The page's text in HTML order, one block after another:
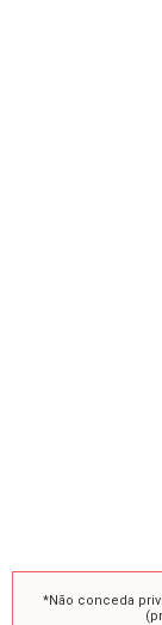
*Não conceda